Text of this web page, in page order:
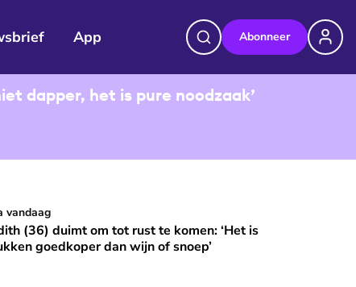
App Abonneer
dapper, het is pure noodzaak’
(36) duimt om tot rust te komen: ‘Het is stukken
⭐Premium
vandaag
(36) duimt om tot rust te komen: ‘Het is
goedkoper dan wijn of snoep’